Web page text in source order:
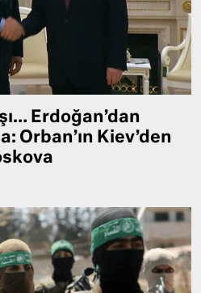
Erdoğan’dan
Orban’ın Kiev’den